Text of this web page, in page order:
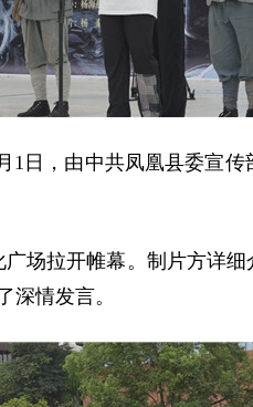
1日，由中共凤凰县委宣
场拉开帷幕。制片方详
深情发言。